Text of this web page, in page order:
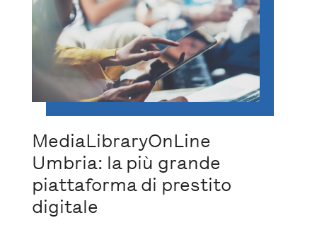
MediaLibraryOnLine
Umbria: la più grande
piattaforma di prestito
digitale